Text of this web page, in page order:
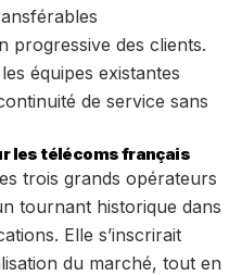
progressive des clients.
équipes existantes
de service sans
les télécoms français
trois grands opérateurs
tournant historique dans
Elle s’inscrirait
du marché, tout en